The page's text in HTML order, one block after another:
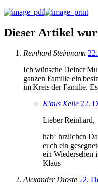
Dieser Artikel
Reinhard Steinmann
Ich wünsche Deiner
ganzen Familie ein
im Kreis der Familie.
Klaus Kelle 22.
Lieber Reinhard,
hab‘ hrzlichen
euch ein
ein Wiedersehen
Klaus
Alexander Droste 22.